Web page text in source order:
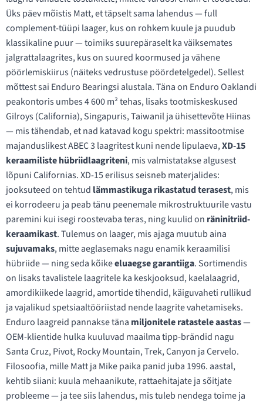
Üks päev mõistis Matt, et täpselt sama lahendus —full
complement-tüüpi laager, kus on rohkem kuule ja puudub
klassikaline puur — toimiks suurepäraselt ka väiksemates
jalgrattalaagrites, kus on suured koormused ja vähene
pöörlemiskiirus (näiteks vedrustuse pöördetelgedel). Sellest
mõttest sai Enduro Bearingsi alustala. Täna on Enduro Oaklandi
peakontoris umbes 4 600 m² tehas, lisaks tootmiskeskused
Gilroys (California), Singapuris, Taiwanil ja ühisettevõte Hiinas
— mis tähendab, et nad katavad kogu spektri: massitootmise
majanduslikest ABEC 3 laagritest kuni nende lipulaeva,XD-15
keraamiliste hübriidlaagriteni, mis valmistatakse algusest
lõpuni Californias. XD-15 erilisus seisneb materjalides:
jooksuteed on tehtud lämmastikuga rikastatud terasest, mis
ei korrodeeru ja peab tänu peenemale mikrostruktuurile vastu
paremini kui isegi roostevaba teras, ning kuulid on räninitriid-
keraamikast. Tulemus on laager, mis ajaga muutub aina
sujuvamaks, mitte aeglasemaks nagu enamik keraamilisi
hübriide — ning seda kõikeeluaegse garantiiga. Sortimendis
on lisaks tavalistele laagritele ka keskjooksud, kaelalaagrid,
amordikiikede laagrid, amortide tihendid, käiguvaheti rullikud
ja vajalikud spetsiaaltööriistad nende laagrite vahetamiseks.
Enduro laagreid pannakse täna miljonitele ratastele aastas—
OEM-klientide hulka kuuluvad maailma tipp-brändid nagu
Santa Cruz, Pivot, Rocky Mountain, Trek, Canyon ja Cervelo.
Filosoofia, mille Matt ja Mike paika panid juba 1996. aastal,
kehtib siiani: kuula mehaanikute, rattaehitajate ja sõitjate
probleeme — ja tee siis lahendus, mis tuleb nendega toime ja